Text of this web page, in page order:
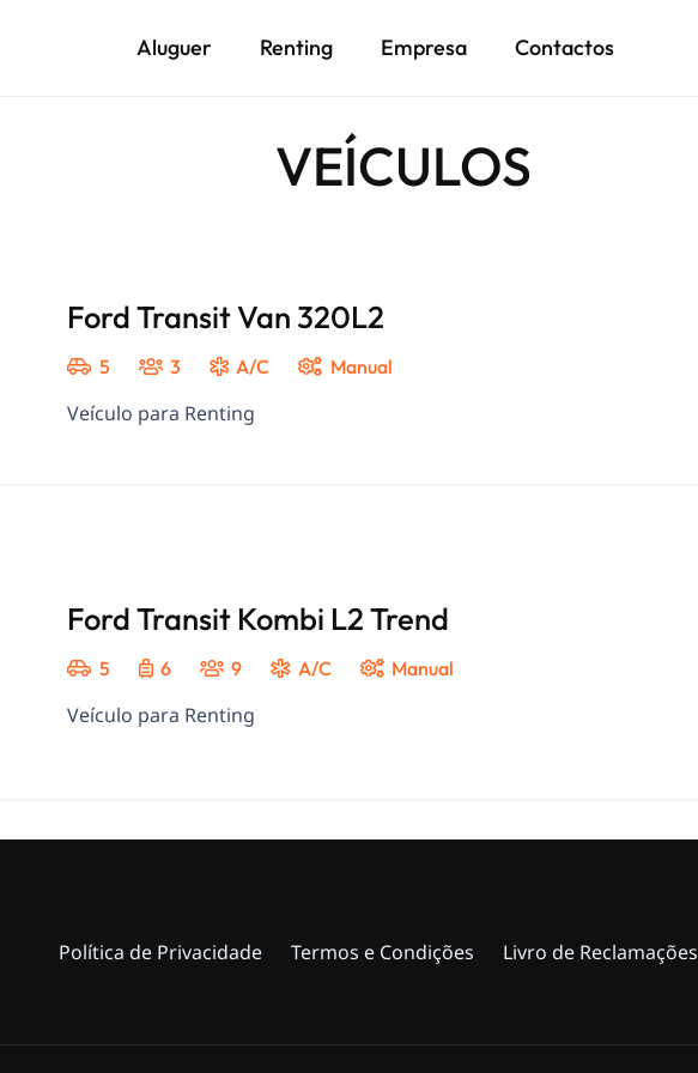
Aluguer Renting Empresa Contactos
VEÍCULOS
Ford Transit Van 320L2
5 3 A/C Manual
Veículo para Renting
Ford Transit Kombi L2 Trend
5 6 9 A/C Manual
Veículo para Renting
Política de Privacidade Termos e Condições Livro de Reclamações